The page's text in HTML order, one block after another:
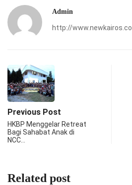
Admin
http://www.newkairos.co
Previous Post
HKBP Menggelar Retreat
Bagi Sahabat Anak di
NCC…
Related post